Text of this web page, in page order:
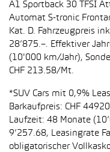
A1 Sportback 30 TFSI
Automat S-tronic
Kat. D. Fahrzeugpreis
28’875.–. Effektiver
(10'000 km/Jahr),
CHF 213.58/Mt.
*SUV Cars mit 0,9%
Barkaufpreis: CHF
Laufzeit: 48 Monate
9’257.68, Leasingrate
obligatorischer